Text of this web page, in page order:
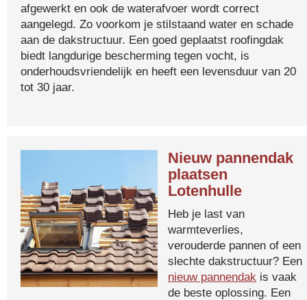
afgewerkt en ook de waterafvoer wordt correct
aangelegd. Zo voorkom je stilstaand water en schade
aan de dakstructuur. Een goed geplaatst roofingdak
biedt langdurige bescherming tegen vocht, is
onderhoudsvriendelijk en heeft een levensduur van 20
tot 30 jaar.
Nieuw pannendak
plaatsen
Lotenhulle
Heb je last van
warmteverlies,
verouderde pannen of een
slechte dakstructuur? Een
nieuw pannendak is vaak
de beste oplossing. Een